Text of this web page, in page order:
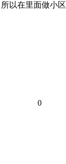
以在里面做小区
0